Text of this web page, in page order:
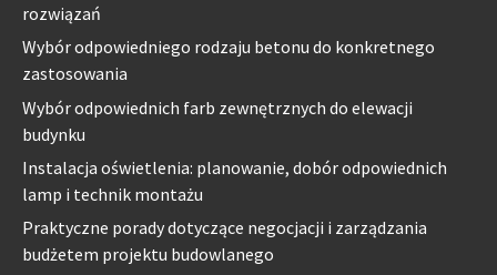
rozwiązań
Wybór odpowiedniego rodzaju betonu do konkretnego
zastosowania
Wybór odpowiednich farb zewnętrznych do elewacji
budynku
Instalacja oświetlenia: planowanie, dobór odpowiednich
lamp i technik montażu
Praktyczne porady dotyczące negocjacji i zarządzania
budżetem projektu budowlanego